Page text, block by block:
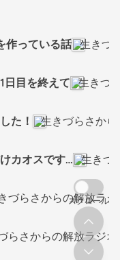
作っている話 生きづ
日目を終えて 生きづ
た！ 生きづらさか
カオスです… 生きづ
づらさからの解放ラジ
らさからの解放ラジオ
スクロール